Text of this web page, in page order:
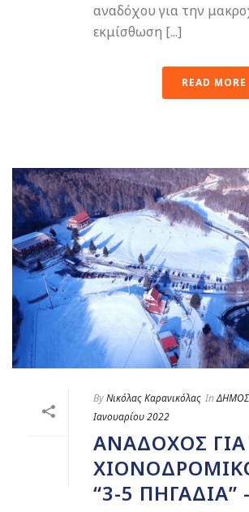
αναδόχου για την
εκμίσθωση [...]
READ MORE
ByΝικόλας Καρανικόλας In
Ιανουαρίου 2022
ΑΝΑΔΟΧΟΣ
“3-5 ΠΗΓΑΔΙΑ”